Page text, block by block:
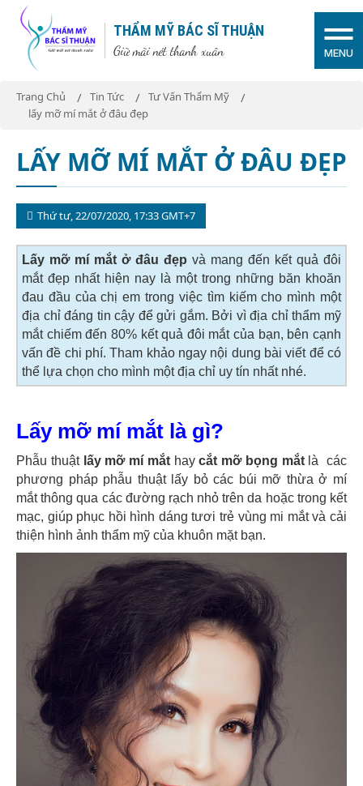
THẨM MỸ BÁC SĨ THUẬN
Giữ mãi nét thanh xuân MENU
Trang Chủ Tin Tức
Tư Vấn Thẩm Mỹ
lấy mỡ mí mắt ở đâu đẹp
LẤY MỠ MÍ MẮT Ở ĐÂU ĐẸP
Thứ tư, 22/07/2020, 17:33 GMT+7
Lấy mỡ mí mắt ở đâu đẹp và mang đến kết quả đôi
mắt đẹp nhất hiện nay là một trong những băn khoăn
đau đầu của chị em trong việc tìm kiếm cho mình một
địa chỉ đáng tin cậy để gửi gắm. Bởi vì địa chỉ thẩm mỹ
mắt chiếm đến 80% kết quả đôi mắt của bạn, bên cạnh
vấn đề chi phí. Tham khảo ngay nội dung bài viết để có
thể lựa chọn cho mình một địa chỉ uy tín nhất nhé.
Lấy mỡ mí mắt là gì?
Phẫu thuật lấy mỡ mí mắthaycắt mỡ bọng mắtlà các
phương pháp phẫu thuật lấy bỏ các búi mỡ thừa ở mí
mắt thông qua các đường rạch nhỏ trên da hoặc trong kết
mạc, giúp phục hồi hình dáng tươi trẻ vùng mi mắt và cải
thiện hình ảnh thẩm mỹ của khuôn mặt bạn.